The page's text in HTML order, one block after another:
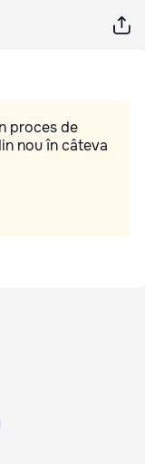
proces de
nou în câteva